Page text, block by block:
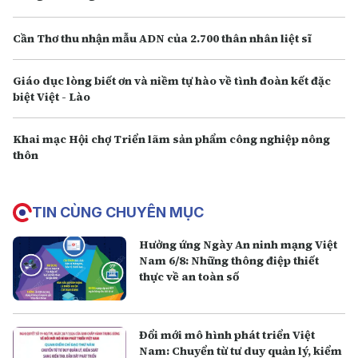
TIN CÙNG CHUYÊN MỤC
Hưởng ứng Ngày An ninh mạng Việt
Nam 6/8: Những thông điệp thiết
thực về an toàn số
Đổi mới mô hình phát triển Việt
Nam: Chuyển từ tư duy quản lý, kiểm
Cần Thơ thu nhận mẫu ADN của 2.700 thân nhân liệt sĩ
Giáo dục lòng biết ơn và niềm tự hào về tình đoàn kết đặc
biệt Việt - Lào
Khai mạc Hội chợ Triển lãm sản phẩm công nghiệp nông
thôn